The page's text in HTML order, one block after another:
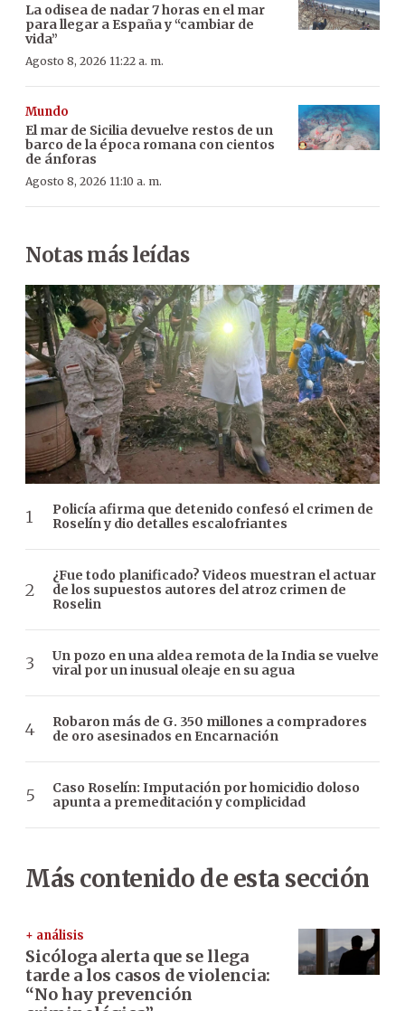
La odisea de nadar 7 horas en el mar
para llegar a España y “cambiar de
vida”
Agosto 8, 2026 11:22 a. m.
Mundo
El mar de Sicilia devuelve restos de un
barco de la época romana con cientos
de ánforas
Agosto 8, 2026 11:10 a. m.
Notas más leídas
Policía afirma que detenido confesó el crimen de
Roselín y dio detalles escalofriantes
¿Fue todo planificado? Videos muestran el actuar
de los supuestos autores del atroz crimen de
Roselin
Un pozo en una aldea remota de la India se vuelve
viral por un inusual oleaje en su agua
Robaron más de G. 350 millones a compradores
de oro asesinados en Encarnación
Caso Roselín: Imputación por homicidio doloso
apunta a premeditación y complicidad
Más contenido de esta sección
+ análisis
Sicóloga alerta que se llega
tarde a los casos de violencia:
“No hay prevención